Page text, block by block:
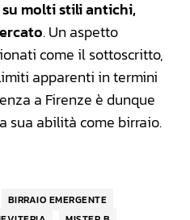
molti stili antichi,
. Un aspetto
come il sottoscritto,
apparenti in termini
a Firenze è dunque
sua abilità come birraio.
BIRRAIO EMERGENTE